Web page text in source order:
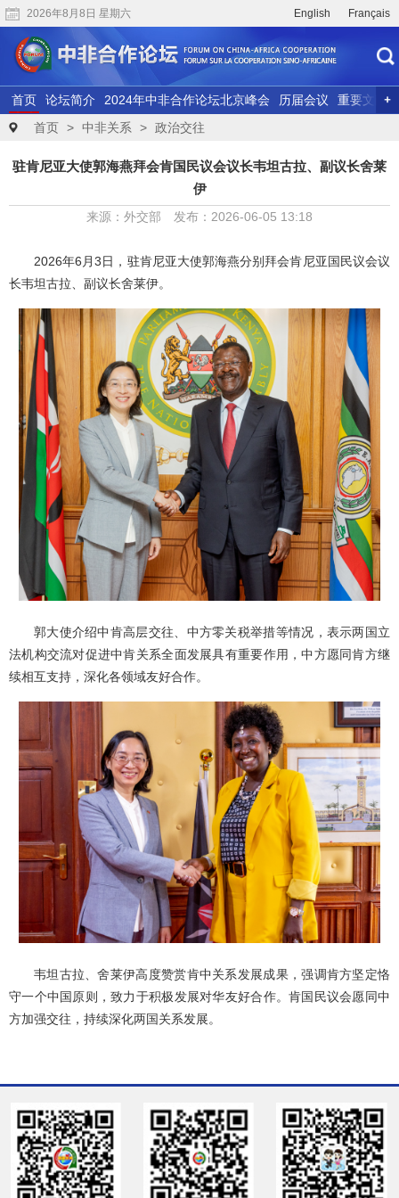
2026年8月8日 星期六 English Français
首页 论坛简介 2024年中非合作论坛北京峰会 历届会议
重要文献
联合研究
精彩视频
首页 > 中非关系 > 政治交往
驻肯尼亚大使郭海燕拜会肯国民议会议长韦坦古拉、副议长舍莱
伊
来源：外交部 发布：2026-06-05 13:18
2026年6月3日，驻肯尼亚大使郭海燕分别拜会肯尼亚国民议会议
长韦坦古拉、副议长舍莱伊。
郭大使介绍中肯高层交往、中方零关税举措等情况，表示两国立
法机构交流对促进中肯关系全面发展具有重要作用，中方愿同肯方继
续相互支持，深化各领域友好合作。
韦坦古拉、舍莱伊高度赞赏肯中关系发展成果，强调肯方坚定恪
守一个中国原则，致力于积极发展对华友好合作。肯国民议会愿同中
方加强交往，持续深化两国关系发展。